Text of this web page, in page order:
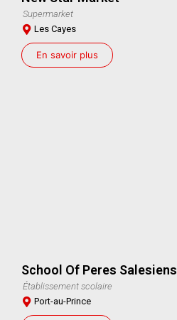
Supermarket
Les Cayes
En savoir plus
School Of Peres Salesiens
Établissement scolaire
Port-au-Prince